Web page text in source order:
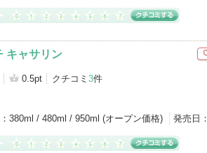
キャサリン
0.5pt クチコミ 3件
380ml / 480ml / 950ml (オープン価格) 発売日：